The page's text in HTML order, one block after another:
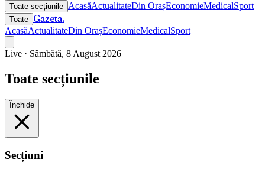
Toate secțiunile AcasăActualitateDin OrașEconomieMedicalSport
Toate Gazeta.
AcasăActualitateDin OrașEconomieMedicalSport
Live · Sâmbătă, 8 August 2026
Toate secțiunile
Închide
Secțiuni